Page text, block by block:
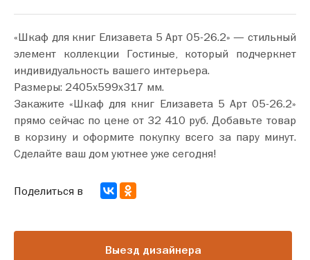
«Шкаф для книг Елизавета 5 Арт 05-26.2» — стильный
элемент коллекции Гостиные, который подчеркнет
индивидуальность вашего интерьера.
Размеры: 2405х599х317 мм.
Закажите «Шкаф для книг Елизавета 5 Арт 05-26.2»
прямо сейчас по цене от 32 410 руб. Добавьте товар
в корзину и оформите покупку всего за пару минут.
Сделайте ваш дом уютнее уже сегодня!
Выезд дизайнера
Поделиться в